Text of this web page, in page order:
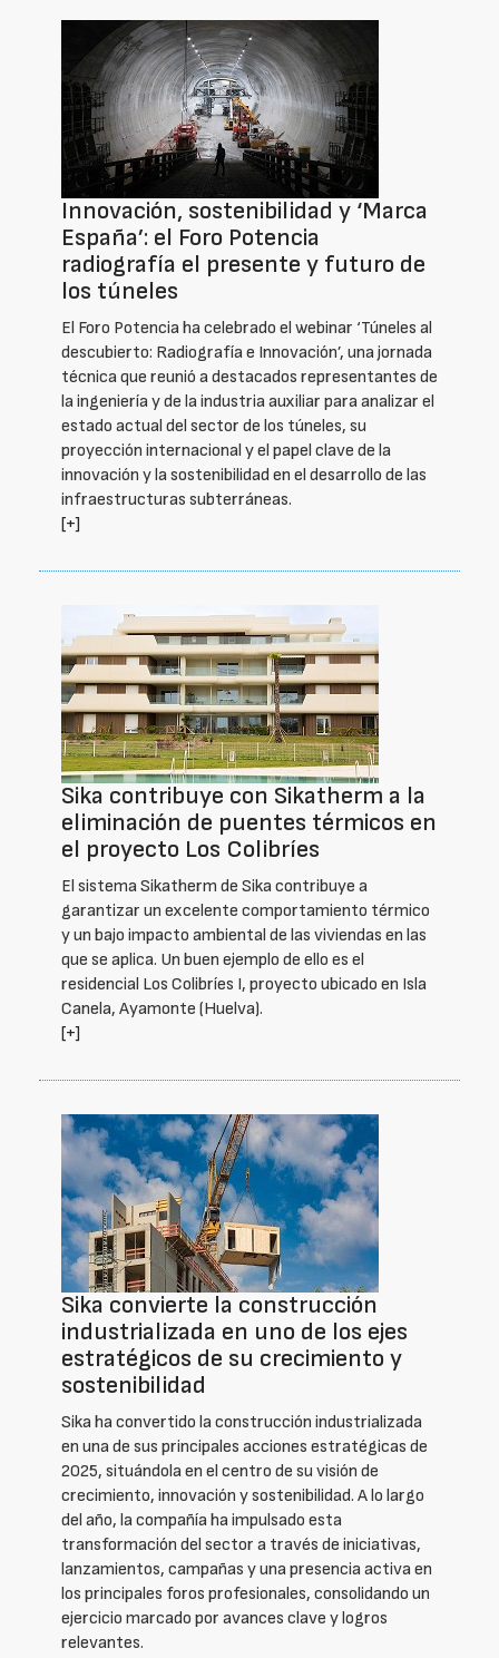
Innovación, sostenibilidad y ‘Marca
España’: el Foro Potencia
radiografía el presente y futuro de
los túneles
El Foro Potencia ha celebrado el webinar ‘Túneles al
descubierto: Radiografía e Innovación’, una jornada
técnica que reunió a destacados representantes de
la ingeniería y de la industria auxiliar para analizar el
estado actual del sector de los túneles, su
proyección internacional y el papel clave de la
innovación y la sostenibilidad en el desarrollo de las
infraestructuras subterráneas.
[+]
Sika contribuye con Sikatherm a la
eliminación de puentes térmicos en
el proyecto Los Colibríes
El sistema Sikatherm de Sika contribuye a
garantizar un excelente comportamiento térmico
y un bajo impacto ambiental de las viviendas en las
que se aplica. Un buen ejemplo de ello es el
residencial Los Colibríes I, proyecto ubicado en Isla
Canela, Ayamonte (Huelva).
[+]
Sika convierte la construcción
industrializada en uno de los ejes
estratégicos de su crecimiento y
sostenibilidad
Sika ha convertido la construcción industrializada
en una de sus principales acciones estratégicas de
2025, situándola en el centro de su visión de
crecimiento, innovación y sostenibilidad. A lo largo
del año, la compañía ha impulsado esta
transformación del sector a través de iniciativas,
lanzamientos, campañas y una presencia activa en
los principales foros profesionales, consolidando un
ejercicio marcado por avances clave y logros
relevantes.